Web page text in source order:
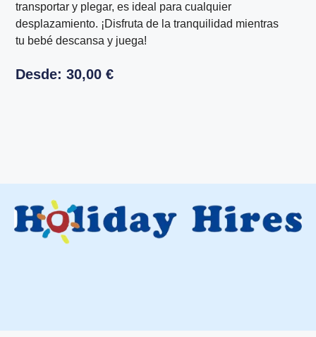
transportar y plegar, es ideal para cualquier
desplazamiento. ¡Disfruta de la tranquilidad mientras
tu bebé descansa y juega!
Desde:30,00€